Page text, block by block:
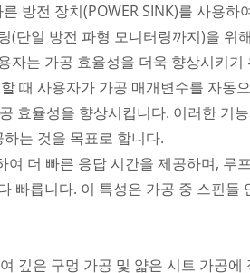
방전 장치(POWER SINK)를 사용하
단일 방전 파형 모니터링까지)을 위
는 가공 효율성을 더욱 향상시키기
때 사용자가 가공 매개변수를 자동
효율성을 향상시킵니다. 이러한 기
는 것을 목표로 합니다.
더 빠른 응답 시간을 제공하며, 루
빠릅니다. 이 특성은 가공 중 스핀들
깊은 구멍 가공 및 얇은 시트 가공